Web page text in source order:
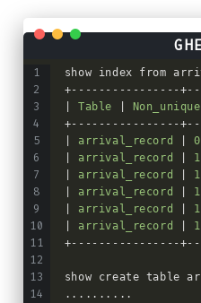
show index from
+----------------
Table Non_unique
+----------------
arrival_record 0
arrival_record 1
arrival_record 1
arrival_record 1
arrival_record 1
arrival_record 1
+----------------
show create table
..........